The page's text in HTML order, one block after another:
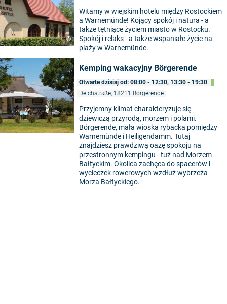
©
Witamy w wiejskim hotelu między Rostockiem
a Warnemünde! Kojący spokój i natura - a
także tętniące życiem miasto w Rostocku.
Spokój i relaks - a także wspaniałe życie na
plaży w Warnemünde.
Kemping wakacyjny Börgerende
Otwarte dzisiaj od: 08:00 - 12:30, 13:30 - 19:30
Deichstraße, 18211 Börgerende
Przyjemny klimat charakteryzuje się
dziewiczą przyrodą, morzem i polami.
Börgerende, mała wioska rybacka pomiędzy
Warnemünde i Heiligendamm. Tutaj
znajdziesz prawdziwą oazę spokoju na
przestronnym kempingu - tuż nad Morzem
Bałtyckim. Okolica zachęca do spacerów i
wycieczek rowerowych wzdłuż wybrzeża
Morza Bałtyckiego.